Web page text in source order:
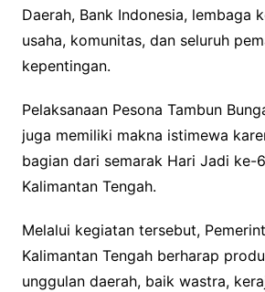
Daerah, Bank Indonesia, lembaga
usaha, komunitas, dan seluruh
kepentingan.
Pelaksanaan Pesona Tambun
juga memiliki makna istimewa
bagian dari semarak Hari Jadi ke-
Kalimantan Tengah.
Melalui kegiatan tersebut,
Kalimantan Tengah berharap
unggulan daerah, baik wastra,